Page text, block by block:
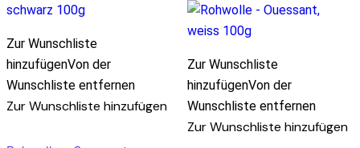
Zur Wunschliste
hinzufügenVon der
Wunschliste entfernen
Zur Wunschliste hinzufügen
Zur Wunschliste
hinzufügenVon der
Wunschliste entfernen
Zur Wunschliste hinzufügen